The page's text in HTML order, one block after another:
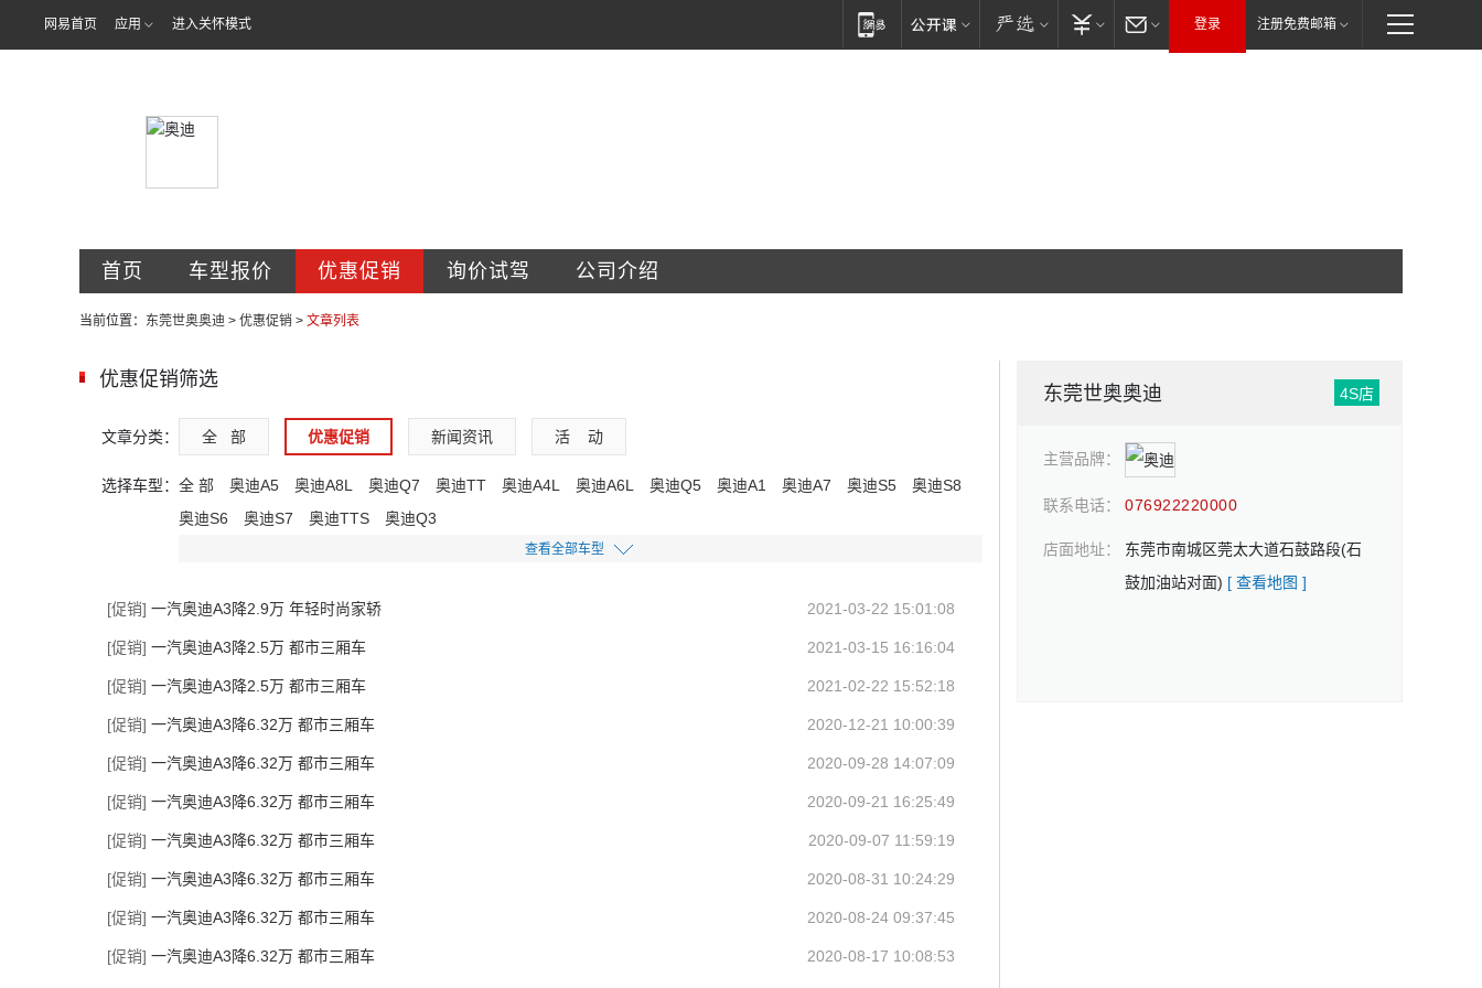
网易首页 应用 进入关怀模式 登录 注册免费邮箱
首页 车型报价 优惠促销 询价试驾 公司介绍
当前位置： 东莞世奥奥迪 > 优惠促销 > 文章列表
优惠促销筛选
文章分类： 全   部 优惠促销 新闻资讯 活    动
选择车型： 全 部 奥迪A5 奥迪A8L 奥迪Q7 奥迪TT 奥迪A4L 奥迪A6L 奥迪Q5 奥迪A1 奥迪A7 奥迪S5
奥迪S8
奥迪S6
奥迪S7 奥迪TTS 奥迪Q3
查看全部车型
2021-03-22 15:01:08
[促销] 一汽奥迪A3降2.9万 年轻时尚家轿
2021-03-15 16:16:04
[促销] 一汽奥迪A3降2.5万 都市三厢车
2021-02-22 15:52:18
[促销] 一汽奥迪A3降2.5万 都市三厢车
2020-12-21 10:00:39
[促销] 一汽奥迪A3降6.32万 都市三厢车
2020-09-28 14:07:09
[促销] 一汽奥迪A3降6.32万 都市三厢车
2020-09-21 16:25:49
[促销] 一汽奥迪A3降6.32万 都市三厢车
2020-09-07 11:59:19
[促销] 一汽奥迪A3降6.32万 都市三厢车
2020-08-31 10:24:29
[促销] 一汽奥迪A3降6.32万 都市三厢车
2020-08-24 09:37:45
[促销] 一汽奥迪A3降6.32万 都市三厢车
2020-08-17 10:08:53
[促销] 一汽奥迪A3降6.32万 都市三厢车
东莞世奥奥迪 4S店
主营品牌：
联系电话： 076922220000
店面地址：
东莞市南城区莞太大道石鼓路段(石
鼓加油站对面) [ 查看地图 ]